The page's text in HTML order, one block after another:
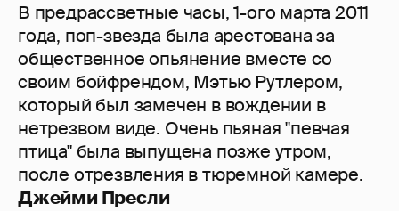
В предрассветные часы, 1-ого марта 2011
года, поп-звезда была арестована за
общественное опьянение вместе со
своим бойфрендом, Мэтью Рутлером,
который был замечен в вождении в
нетрезвом виде. Очень пьяная "певчая
птица" была выпущена позже утром,
после отрезвления в тюремной камере.
Джейми Пресли